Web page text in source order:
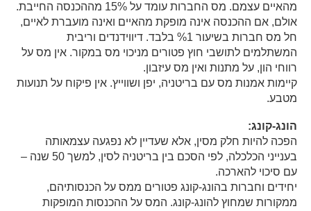
מהאיים עצמם. מס החברות עומד על 15% מההכנסה החייבת.
אולם, אם ההכנסה אינה מופקת מהאיים ואינה מועברת לאיים,
חל מס חברות בשיעור %1 בלבד. דיווידנדים וריבית
המשתלמים לתושבי חוץ פטורים מניכוי מס במקור. אין מס על
רווחי הון, על מתנות ואין מס עיזבון.
קיימות אמנות מס עם בריטניה, יפן ושווייץ. אין פיקוח על תנועות
מטבע.
הונג-קונג:
הפכה להיות חלק מסין, אלא שעדיין לא נפגעה עצמאותה
בענייני הכלכלה, לפי הסכם בין בריטניה לסין, למשך 50 שנה –
עם סיכוי להארכה.
יחידים וחברות בהונג-קונג פטורים ממס על הכנסותיהם,
ממקורות שמחוץ להונג-קונג. המס על ההכנסות המופקות